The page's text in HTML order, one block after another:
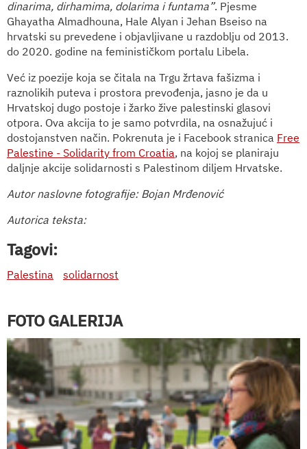
dinarima, dirhamima, dolarima i funtama”. Pjesme
Ghayatha Almadhouna, Hale Alyan i Jehan Bseiso na
hrvatski su prevedene i objavljivane u razdoblju od 2013.
do 2020. godine na feminističkom portalu Libela.
Već iz poezije koja se čitala na Trgu žrtava fašizma i
raznolikih puteva i prostora prevođenja, jasno je da u
Hrvatskoj dugo postoje i žarko žive palestinski glasovi
otpora. Ova akcija to je samo potvrdila, na osnažujuć i
dostojanstven način. Pokrenuta je i Facebook stranica Free
Palestine - Solidarity from Croatia, na kojoj se planiraju
daljnje akcije solidarnosti s Palestinom diljem Hrvatske.
Autor naslovne fotografije: Bojan Mrđenović
Autorica teksta:
Tagovi:
Palestina solidarnost
FOTO GALERIJA